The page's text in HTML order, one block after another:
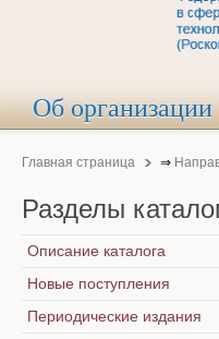
Об организации
Главная страница ⇒
Разделы
Описание каталога
Новые поступления
Периодические издания